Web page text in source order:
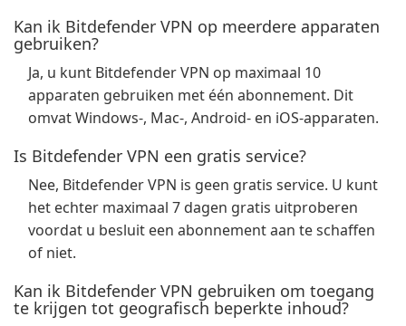
Kan ik Bitdefender VPN op meerdere apparaten
gebruiken?
Ja, u kunt Bitdefender VPN op maximaal 10
apparaten gebruiken met één abonnement. Dit
omvat Windows-, Mac-, Android- en iOS-apparaten.
Is Bitdefender VPN een gratis service?
Nee, Bitdefender VPN is geen gratis service. U kunt
het echter maximaal 7 dagen gratis uitproberen
voordat u besluit een abonnement aan te schaffen
of niet.
Kan ik Bitdefender VPN gebruiken om toegang
te krijgen tot geografisch beperkte inhoud?